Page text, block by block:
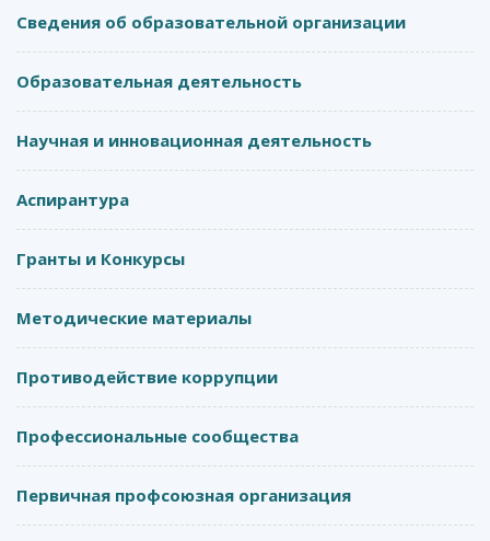
Сведения об образовательной организации
Образовательная деятельность
Научная и инновационная деятельность
Аспирантура
Гранты и Конкурсы
Методические материалы
Противодействие коррупции
Профессиональные сообщества
Первичная профсоюзная организация